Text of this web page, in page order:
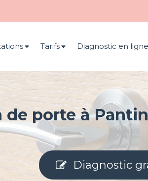
Tarifs Diagnostic en ligne
porte à
Diagnostic